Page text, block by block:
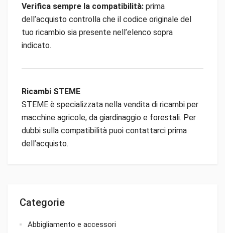
Categorie
Abbigliamento e accessori
Verifica sempre la compatibilità: prima
dell’acquisto controlla che il codice originale del
tuo ricambio sia presente nell’elenco sopra
indicato.
Ricambi STEME
STEME è specializzata nella vendita di ricambi per
macchine agricole, da giardinaggio e forestali. Per
dubbi sulla compatibilità puoi contattarci prima
dell’acquisto.